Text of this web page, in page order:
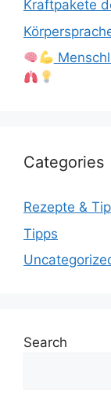
Kraftpakete
Categories
Rezepte &
Tipps
Search